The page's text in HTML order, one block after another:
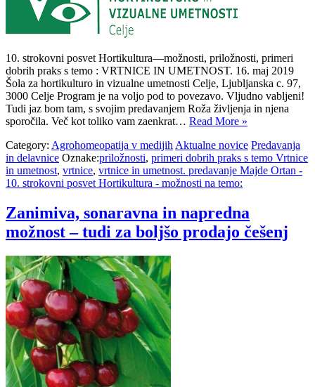
10. strokovni posvet Hortikultura—možnosti, priložnosti, primeri
dobrih praks s temo : VRTNICE IN UMETNOST. 16. maj 2019
Šola za hortikulturo in vizualne umetnosti Celje, Ljubljanska c. 97,
3000 Celje Program je na voljo pod to povezavo. Vljudno vabljeni!
Tudi jaz bom tam, s svojim predavanjem Roža življenja in njena
sporočila. Več kot toliko vam zaenkrat… Read More »
Category: Agrohomeopatija v medijih Aktualne novice Predavanja
in delavnice Oznake:priložnosti, primeri dobrih praks s temo Vrtnice
in umetnost, vrtnice, vrtnice in umetnost. predavanje Majde Ortan -
10. strokovni posvet Hortikultura - možnosti na temo:
Zanimiva, sonaravna in napredna
možnost – tudi za boljšo prodajo češenj